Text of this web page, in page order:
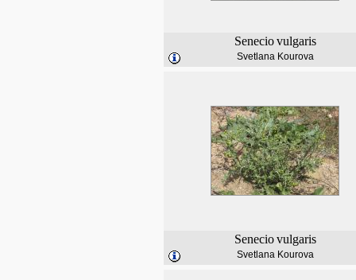
Senecio vulgaris
Svetlana Kourova
Senecio vulgaris
Svetlana Kourova